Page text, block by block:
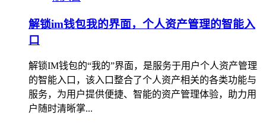
解锁im钱包我的界面，个人资产管理的智能入
口
解锁IM钱包的“我的”界面，是服务于用户个人资产管理
的智能入口，该入口整合了个人资产相关的各类功能与
服务，为用户提供便捷、智能的资产管理体验，助力用
户随时清晰掌...